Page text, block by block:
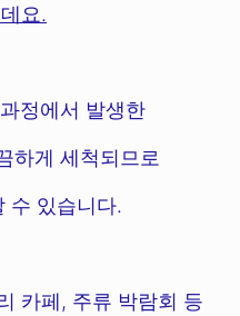
요.
정에서 발생한
하게 세척되므로
수 있습니다.
카페, 주류 박람회 등